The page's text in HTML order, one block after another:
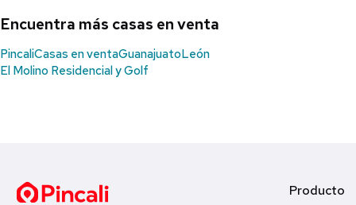
Encuentra más casas en venta
PincaliCasas en ventaGuanajuatoLeón
El Molino Residencial y Golf
Producto